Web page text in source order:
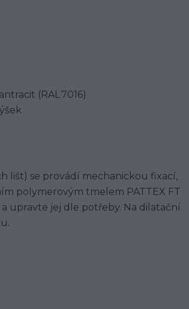
(RAL 7016)
lišt) se provádí mechanickou fixací,
polymerovým tmelem PATTEX FT
upravte jej dle potřeby. Na dilatační